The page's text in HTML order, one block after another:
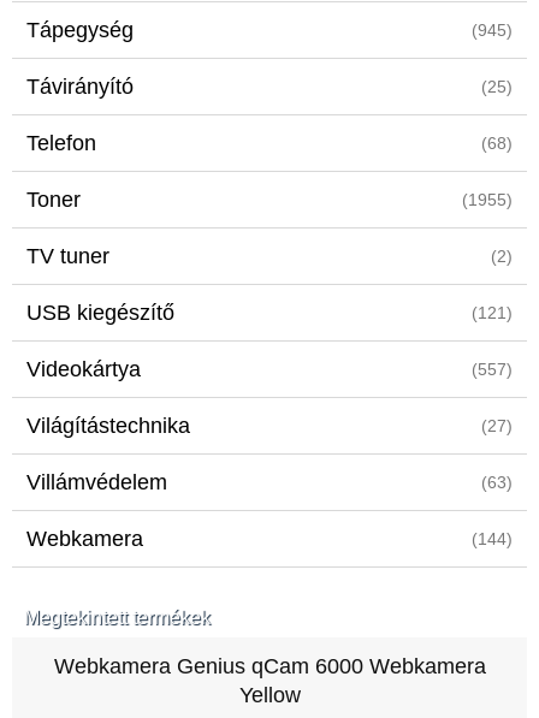
Tápegység (945)
Távirányító (25)
Telefon (68)
Toner (1955)
TV tuner (2)
USB kiegészítő (121)
Videokártya (557)
Világítástechnika (27)
Villámvédelem (63)
Webkamera (144)
Megtekintett termékek
Webkamera Genius qCam 6000 Webkamera
Yellow